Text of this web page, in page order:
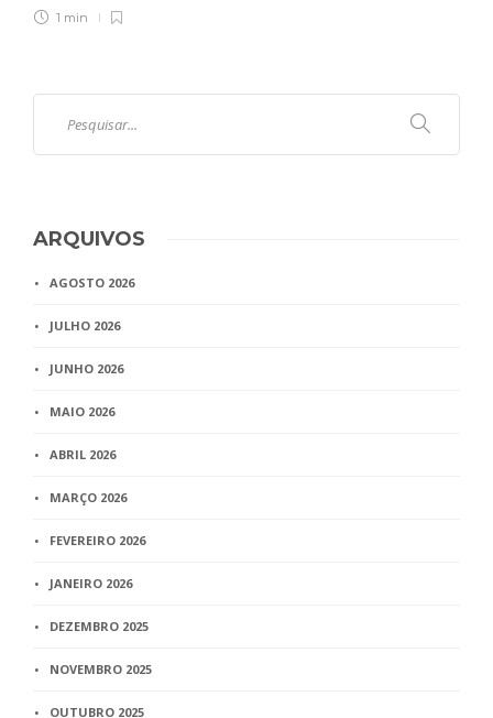
1 min
ARQUIVOS
AGOSTO 2026
JULHO 2026
JUNHO 2026
MAIO 2026
ABRIL 2026
MARÇO 2026
FEVEREIRO 2026
JANEIRO 2026
DEZEMBRO 2025
NOVEMBRO 2025
OUTUBRO 2025